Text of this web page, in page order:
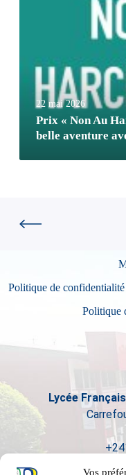
Vos
22 mai 2026
Prix « Non Au
belle aventure
Politique de confidentialité
Politique
Lycée